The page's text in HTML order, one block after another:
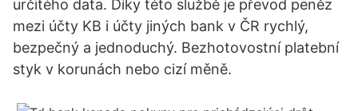
určitého data. Díky této službě je převod peněz
mezi účty KB i účty jiných bank v ČR rychlý,
bezpečný a jednoduchý. Bezhotovostní platební
styk v korunách nebo cizí měně.